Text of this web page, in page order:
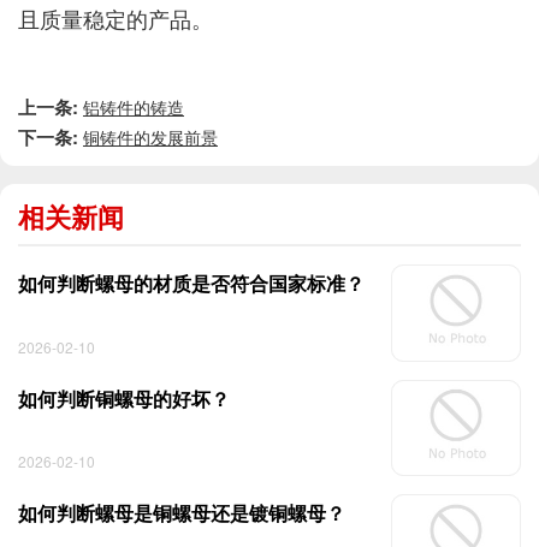
且质量稳定的产品。
上一条: 铝铸件的铸造
下一条: 铜铸件的发展前景
相关新闻
如何判断螺母的材质是否符合国家标准？
2026-02-10
如何判断铜螺母的好坏？
2026-02-10
如何判断螺母是铜螺母还是镀铜螺母？